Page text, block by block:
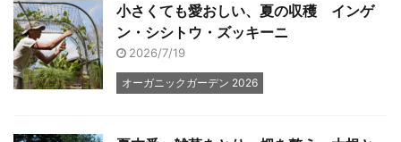
小さくても愛おしい、夏の収穫 インゲ
ン・シシトウ・ズッキーニ
2026/7/19
オーガニックガーデン 2026